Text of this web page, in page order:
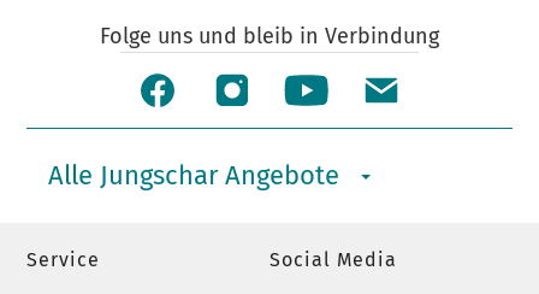
Folge uns und bleib in Verbindung
Alle Jungschar Angebote
Service Social Media